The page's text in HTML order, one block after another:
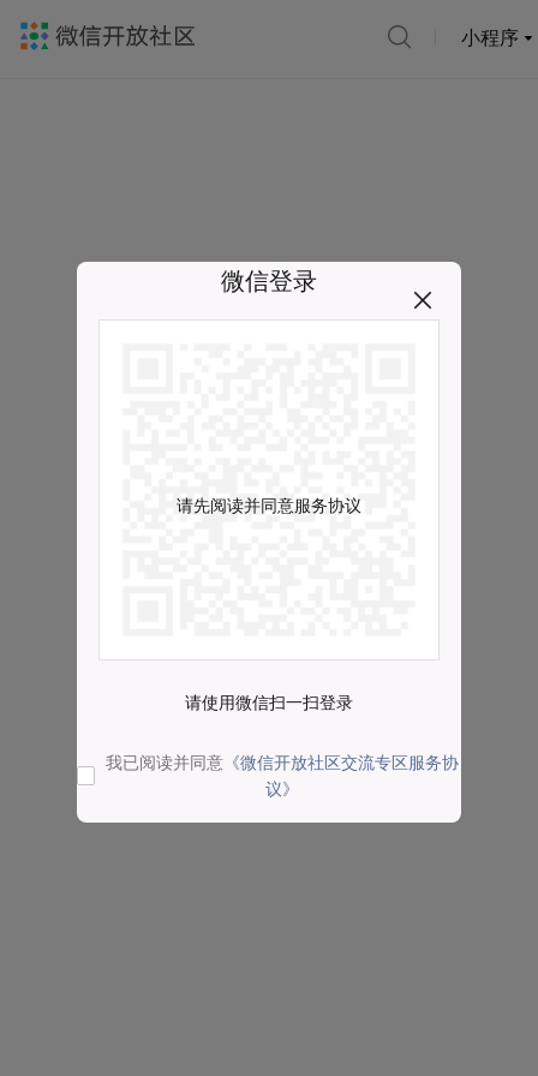
小程序
微信登录
请先阅读并同意服务协议
请使用微信扫一扫登录
我已阅读并同意 《微信开放社区交流专区服务协
议》